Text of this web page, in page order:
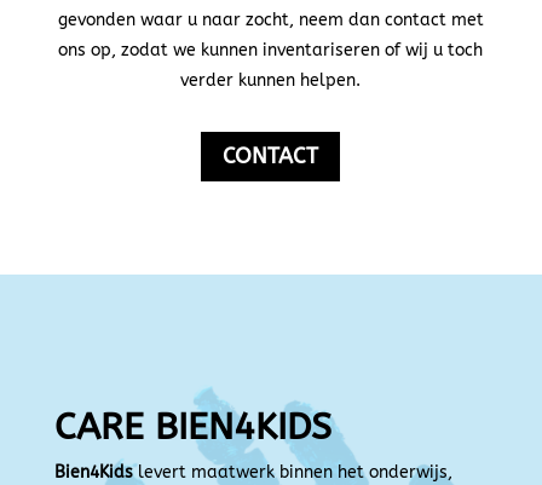
gevonden waar u naar zocht, neem dan contact met
ons op, zodat we kunnen inventariseren of wij u toch
verder kunnen helpen.
CONTACT
CARE BIEN4KIDS
Bien4Kidslevert maatwerk binnen het onderwijs,